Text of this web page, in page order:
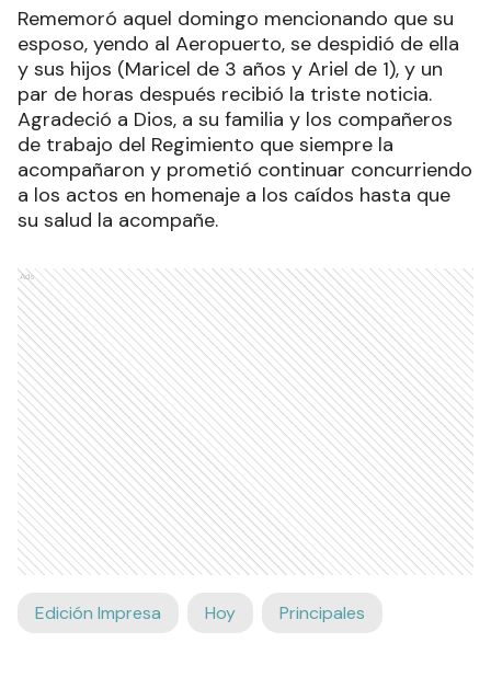
Rememoró aquel domingo mencionando que su
esposo, yendo al Aeropuerto, se despidió de ella
y sus hijos (Maricel de 3 años y Ariel de 1), y un
par de horas después recibió la triste noticia.
Agradeció a Dios, a su familia y los compañeros
de trabajo del Regimiento que siempre la
acompañaron y prometió continuar concurriendo
a los actos en homenaje a los caídos hasta que
su salud la acompañe.
Ads
Edición Impresa Hoy Principales